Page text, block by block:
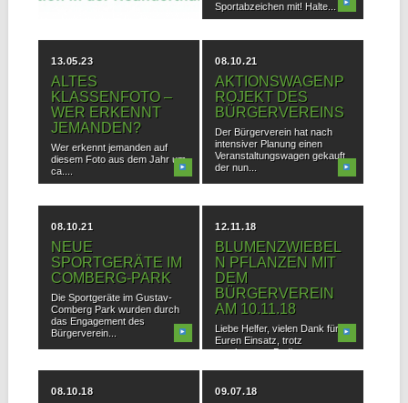
Garagentrödel teil: Adolf-
Altenbruch, Am...
Sportabzeichen mit! Halte...
13.05.23
ALTES
KLASSENFOTO –
WER ERKENNT
JEMANDEN?
Wer erkennt jemanden auf
diesem Foto aus dem Jahr um
ca....
08.10.21
AKTIONSWAGENP
ROJEKT DES
BÜRGERVEREINS
Der Bürgerverein hat nach
intensiver Planung einen
Veranstaltungswagen gekauft,
der nun...
08.10.21
NEUE
SPORTGERÄTE IM
COMBERG-PARK
Die Sportgeräte im Gustav-
Comberg Park wurden durch
das Engagement des
Bürgerverein...
12.11.18
BLUMENZWIEBEL
N PFLANZEN MIT
DEM
BÜRGERVEREIN
AM 10.11.18
Liebe Helfer, vielen Dank für
Euren Einsatz, trotz
erschwerten Bedingungen.
08.10.18 09.07.18